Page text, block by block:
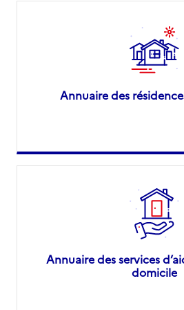
Annuaire des
Annuaire des services
domicile